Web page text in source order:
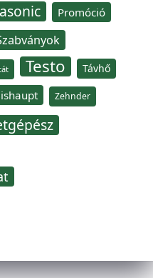
Promóció
Testo Távhő
Zehnder